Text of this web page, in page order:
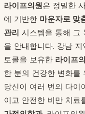
라이프의원은 정밀한
에 기반한 마운자로 맞
관리 시스템을 통해 그
을 안내합니다. 강남
토콜을 보유한 라이프
한 분의 건강한 변화를
당신이 여러 번의 다이
이고 안전한 비만 치료